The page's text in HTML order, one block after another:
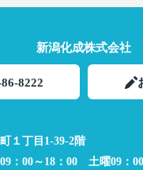
新潟化成株式会社
8222
１丁目1-39-2階
：00～18：00 土曜09：